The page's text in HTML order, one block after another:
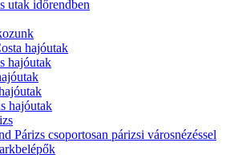
utak időrendben
hajóutak
hajóutak
hajóutak
Párizs csoportosan párizsi városnézéssel